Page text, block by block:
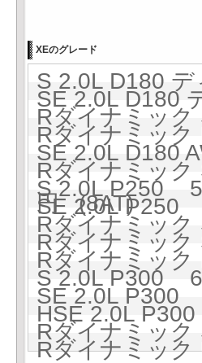
XEのグレード
S 2.0L D180
SE 2.0L D180
Rダイナミッ
Rダイナミッ
SE 2.0L D180
Rダイナミッ
円 (8AT)
S 2.0L P250
SE 2.0L
Rダイナミッ
Rダイナミッ
Rダイナミッ
S 2.0L P300
SE 2.0L
HSE 2.0L
Rダイナミッ
Rダイナミッ